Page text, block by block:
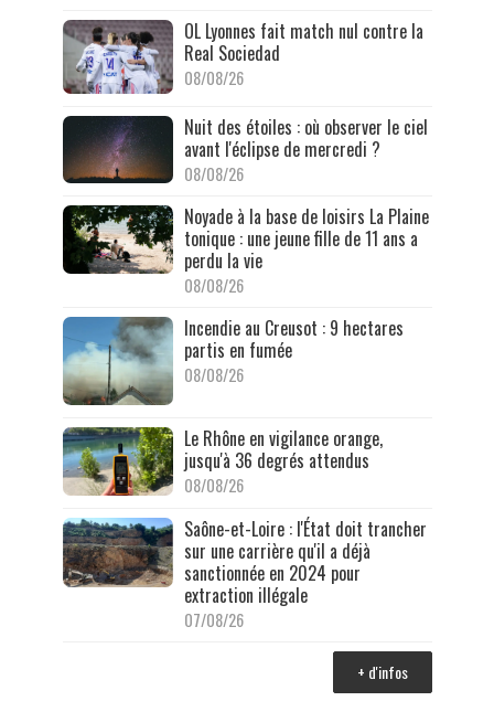
OL Lyonnes fait match nul contre la
Real Sociedad
08/08/26
Nuit des étoiles : où observer le ciel
avant l'éclipse de mercredi ?
08/08/26
Noyade à la base de loisirs La Plaine
tonique : une jeune fille de 11 ans a
perdu la vie
08/08/26
Incendie au Creusot : 9 hectares
partis en fumée
08/08/26
Le Rhône en vigilance orange,
jusqu'à 36 degrés attendus
08/08/26
Saône-et-Loire : l'État doit trancher
sur une carrière qu'il a déjà
sanctionnée en 2024 pour
extraction illégale
07/08/26
+ d'infos